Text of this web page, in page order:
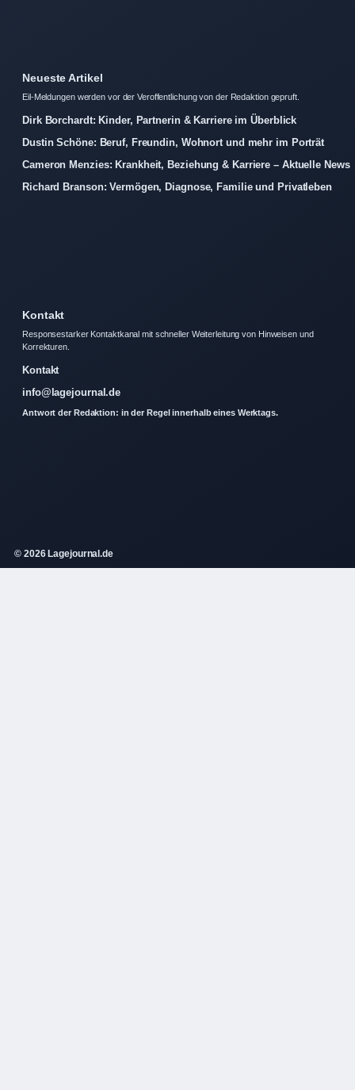
Neueste Artikel
Eil-Meldungen werden vor der Veroffentlichung von der Redaktion gepruft.
Dirk Borchardt: Kinder, Partnerin & Karriere im Überblick
Dustin Schöne: Beruf, Freundin, Wohnort und mehr im Porträt
Cameron Menzies: Krankheit, Beziehung & Karriere – Aktuelle News
Richard Branson: Vermögen, Diagnose, Familie und Privatleben
Kontakt
Responsestarker Kontaktkanal mit schneller Weiterleitung von Hinweisen und
Korrekturen.
Kontakt
info@lagejournal.de
Antwort der Redaktion: in der Regel innerhalb eines Werktags.
© 2026 Lagejournal.de